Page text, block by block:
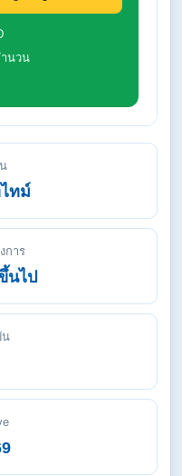
นวน
ทม์
การ
นไป
น